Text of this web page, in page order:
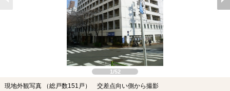
1/52
現地外観写真 （総戸数151戸） 交差点向い側から撮影